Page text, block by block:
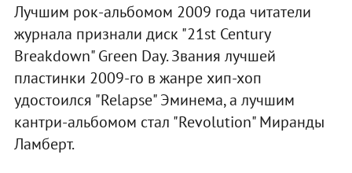
Лучшим рок-альбомом 2009 года читатели
журнала признали диск "21st Century
Breakdown" Green Day. Звания лучшей
пластинки 2009-го в жанре хип-хоп
удостоился "Relapse" Эминема, а лучшим
кантри-альбомом стал "Revolution" Миранды
Ламберт.